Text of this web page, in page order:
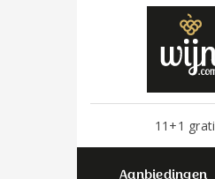
11+1
Aanbiedingen